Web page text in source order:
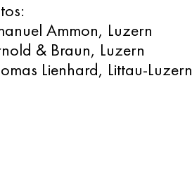
Ammon, Luzern
& Braun, Luzern
Lienhard, Littau-Luzern